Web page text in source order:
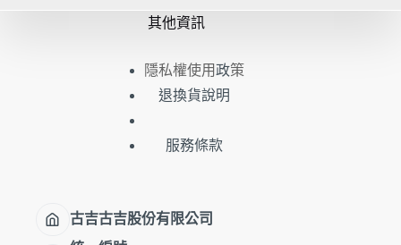
其他資訊
隱私權使用政策
退換貨說明
服務條款
古吉古吉股份有限公司